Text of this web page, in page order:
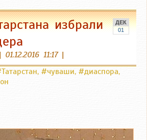
ДЕК
01
избрали
| 01.12.2016 11:17|
, #чуваши, #диаспора,